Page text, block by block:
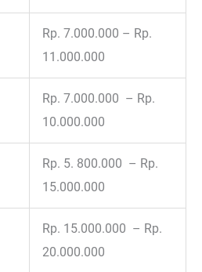
Rp. 7.000.000 – Rp.
11.000.000
Rp. 7.000.000 – Rp.
10.000.000
Rp. 5. 800.000 – Rp.
15.000.000
Rp. 15.000.000 – Rp.
20.000.000